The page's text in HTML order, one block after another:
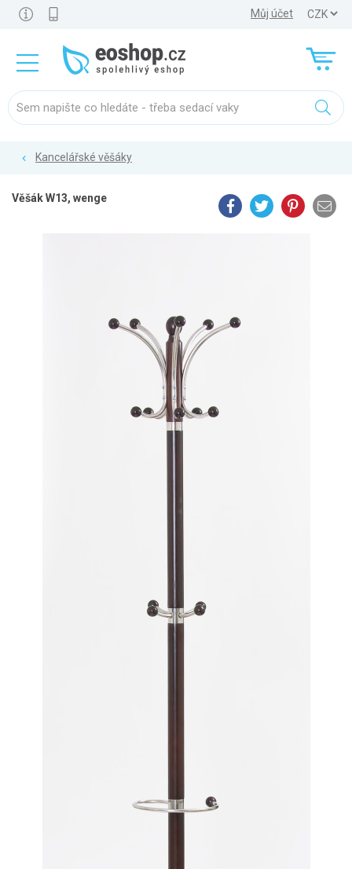
Můj účet
Kancelářské věšáky
Věšák W13, wenge